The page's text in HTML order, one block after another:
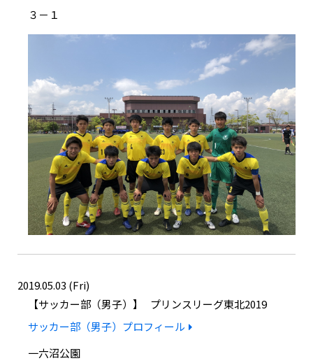
３－１
2019.05.03 (Fri)
サッカー部（男子）
プリンスリーグ東北2019
サッカー部（男子）プロフィール
一六沼公園